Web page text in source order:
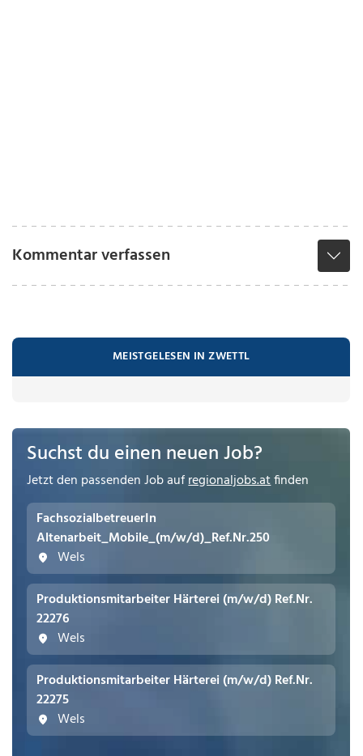
Kommentar verfassen
MEISTGELESEN IN ZWETTL
Suchst du einen neuen Job?
Jetzt den passenden Job aufregionaljobs.atfinden
FachsozialbetreuerIn
Altenarbeit_Mobile_(m/w/d)_Ref.Nr.250
Wels
Produktionsmitarbeiter Härterei (m/w/d) Ref.Nr.
22276
Wels
Produktionsmitarbeiter Härterei (m/w/d) Ref.Nr.
22275
Wels